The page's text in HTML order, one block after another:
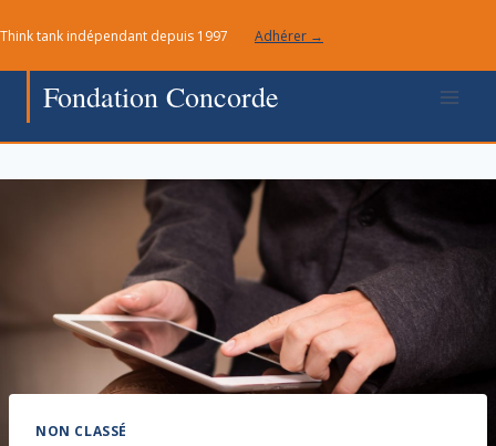
au
contenu
Think tank indépendant depuis 1997 Adhérer →
Fondation Concorde
NON CLASSÉ